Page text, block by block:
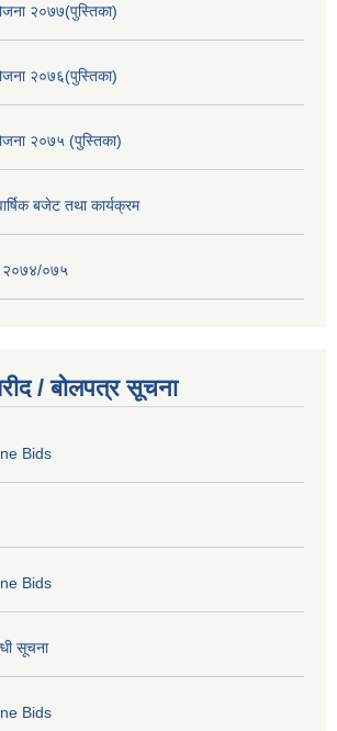
२०७७(पुस्तिका)
२०७६(पुस्तिका)
२०७५ (पुस्तिका)
बजेट तथा कार्यक्रम
२०७४/०७५
/ बोलपत्र सूचना
Bids
Bids
सूचना
Bids